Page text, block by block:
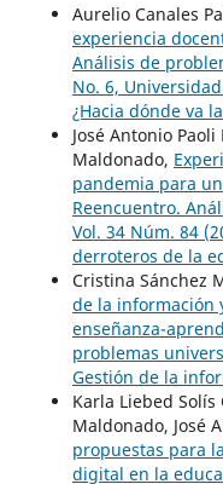
Aurelio Canales
experiencia
Análisis de
No. 6,
¿Hacia dónde va
José Antonio
Maldonado,
pandemia para
Reencuentro.
Vol. 34 Núm. 84
derroteros de la
Cristina Sánchez
de la información
enseñanza-
problemas
Gestión de la
Karla Liebed Solís
Maldonado, José
propuestas para
digital en la